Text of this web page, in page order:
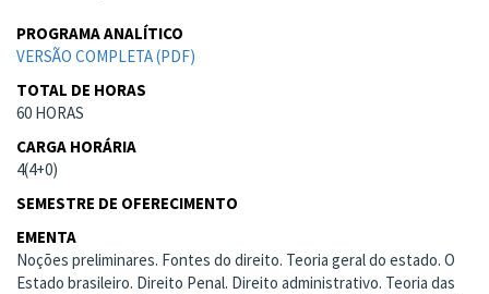
PROGRAMA ANALÍTICO
VERSÃO COMPLETA (PDF)
TOTAL DE HORAS
60 HORAS
CARGA HORÁRIA
4(4+0)
SEMESTRE DE OFERECIMENTO
EMENTA
Noções preliminares. Fontes do direito. Teoria geral do estado. O
Estado brasileiro. Direito Penal. Direito administrativo. Teoria das